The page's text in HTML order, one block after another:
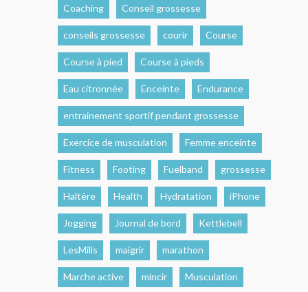
Coaching Conseil grossesse
conseils grossesse courir Course
Course à pied Course à pieds
Eau citronnée Enceinte Endurance
entrainement sportif pendant grossesse
Exercice de musculation Femme enceinte
Fitness Footing Fuelband grossesse
Haltère Health Hydratation iPhone
Jogging Journal de bord Kettlebell
LesMills maigrir marathon
Marche active mincir Musculation